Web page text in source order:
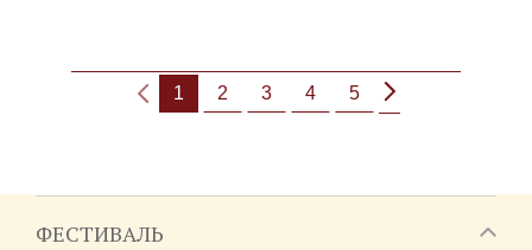
1 2 3 4 5
ФЕСТИВАЛЬ